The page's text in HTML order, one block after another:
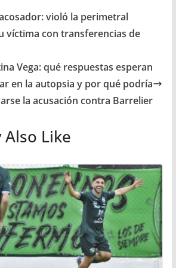
violó la perimetral
víctima con transferencias de
Vega: qué respuestas esperan
en la autopsia y por qué podría
la acusación contra Barrelier
Also Like